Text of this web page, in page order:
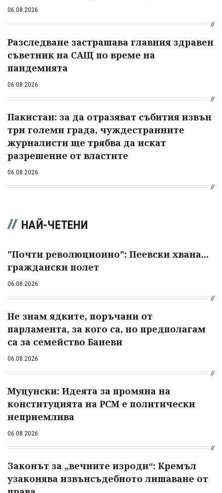
06.08.2026
Разследване застрашава главния здравен
съветник на САЩ по време на
пандемията
06.08.2026
Пакистан: за да отразяват събития извън
три големи града, чуждестранните
журналисти ще трябва да искат
разрешение от властите
06.08.2026
НАЙ-ЧЕТЕНИ
"Почти революционно": Пеевски хвана...
граждански полет
06.08.2026
Не знам ядките, поръчани от
парламента, за кого са, но предполагам
са за семейство Баневи
06.08.2026
Муцунски: Идеята за промяна на
конституцията на РСМ е политически
неприемлива
06.08.2026
Законът за „вечните изроди“: Кремъл
узаконява извънсъдебното лишаване от